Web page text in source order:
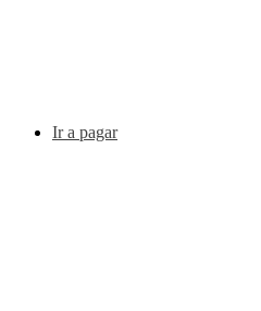
Ir a pagar